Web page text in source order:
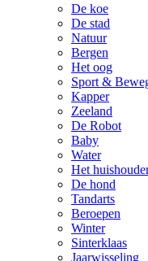
De koe
De stad
Natuur
Bergen
Het oog
Sport &
Kapper
Zeeland
De Robot
Baby
Water
Het
De hond
Tandarts
Beroepen
Winter
Sinterklaas
Jaarwisseling